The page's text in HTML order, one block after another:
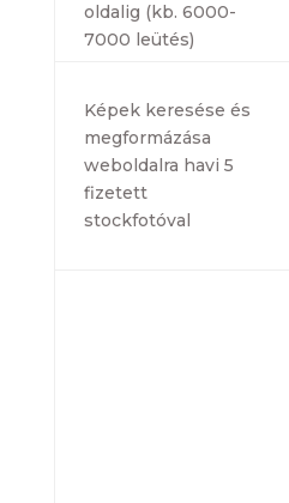
oldalig (kb. 6000-
7000 leütés)
Képek keresése és
megformázása
weboldalra havi 5
fizetett
stockfotóval